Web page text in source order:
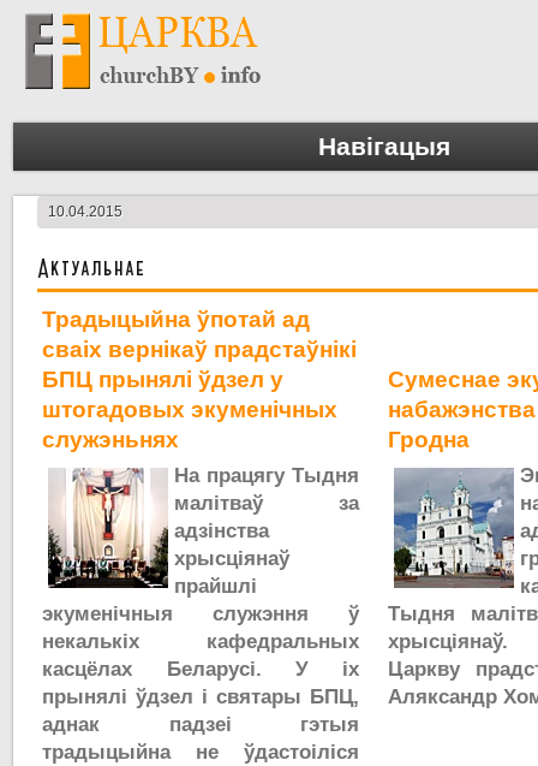
Навігацыя
10.04.2015
Актуальнае
Традыцыйна ўпотай ад
сваіх вернікаў прадстаўнікі
БПЦ прынялі ўдзел у
штогадовых экуменічных
служэньнях
Сумеснае
Гродна
На працягу Тыдня
малітваў за
адзінства
хрысціянаў
прайшлі
экуменічныя служэння ў
некалькіх кафедральных
касцёлах Беларусі. У іх
прынялі ўдзел і святары БПЦ,
аднак падзеі гэтыя
традыцыйна не ўдастоіліся
Тыдня
Царкву
Аляксандр